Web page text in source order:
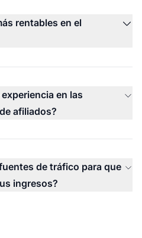
rentables en el
en las
afiliados?
de tráfico para que
ingresos?